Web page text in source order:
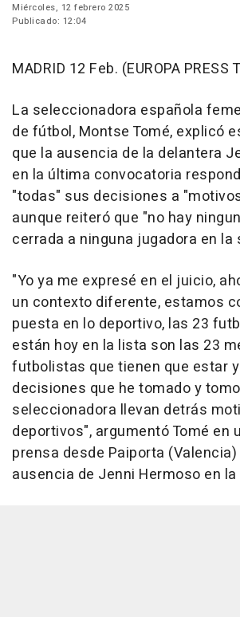
Miércoles, 12 febrero 2025
Publicado: 12:04
MADRID 12 Feb. (EUROPA PRESS
La seleccionadora española
de fútbol, Montse Tomé, explicó
que la ausencia de la delantera
en la última convocatoria
"todas" sus decisiones a
aunque reiteró que "no hay
cerrada a ninguna jugadora en la
"Yo ya me expresé en el juicio,
un contexto diferente, estamos
puesta en lo deportivo, las 23
están hoy en la lista son las 23
futbolistas que tienen que estar
decisiones que he tomado y
seleccionadora llevan detrás
deportivos", argumentó Tomé en
prensa desde Paiporta
ausencia de Jenni Hermoso en